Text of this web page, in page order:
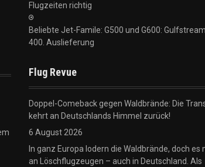
Flugzeiten richtig
Beliebte Jet-Famile: G500 und G600:
400. Auslieferung
Flug Revue
Doppel-Comeback gegen Waldbrände: Die
kehrt an Deutschlands Himmel zurück!
6 August 2026
In ganz Europa lodern die Waldbrände, doch es
an Löschflugzeugen – auch in Deutschland. Als